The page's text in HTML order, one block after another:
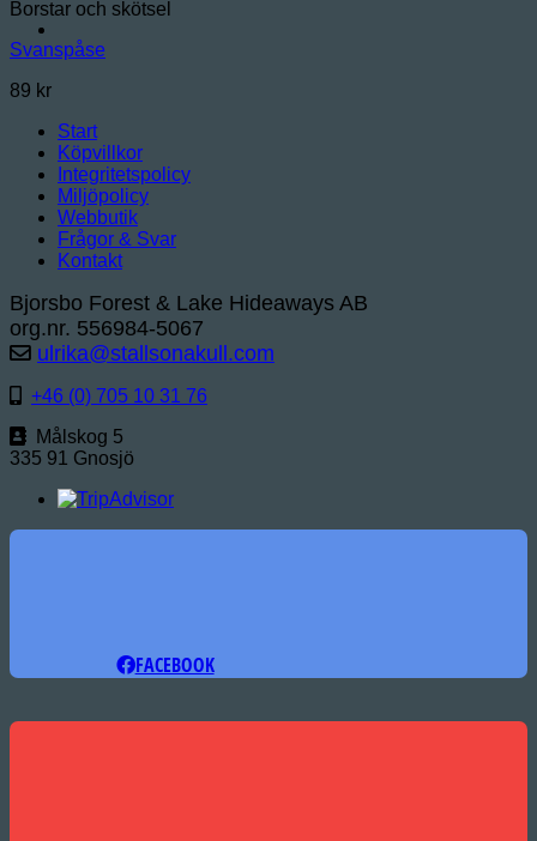
Borstar och skötsel
Svanspåse
89 kr
Start
Köpvillkor
Integritetspolicy
Miljöpolicy
Webbutik
Frågor & Svar
Kontakt
Bjorsbo Forest & Lake Hideaways AB
org.nr. 556984-5067
ulrika@stallsonakull.com
+46 (0) 705 10 31 76
Målskog 5
335 91 Gnosjö
FACEBOOK